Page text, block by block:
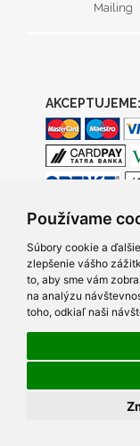
Používame
Súbory cookie a
zlepšenie vášho
to, aby sme vám
na analýzu
toho, odkiaľ naši
Mailing
AKCEPTUJEME:
© 2005- 2026
Created by Q7